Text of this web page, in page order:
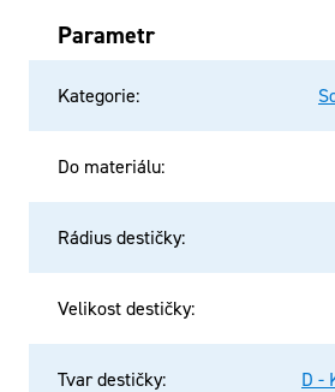
Parametr
Kategorie:
Do materiálu:
Rádius destičky:
Velikost destičky:
Tvar destičky: D -